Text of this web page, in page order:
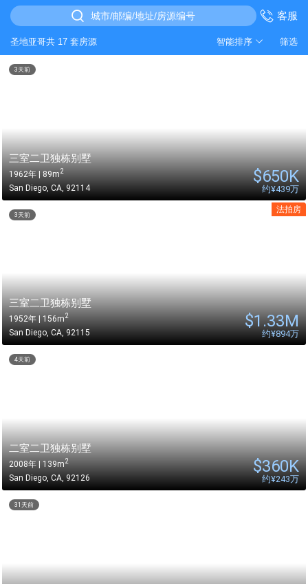
三室二卫独栋别墅
1962年 | 89m2
San Diego CA 92114
$650K
约¥439万
3天前
法拍房
三室二卫独栋别墅
1952年 | 156m2
San Diego, CA, 92115
$1.33M
约¥894万
3天前
二室二卫独栋别墅
2008年 | 139m2
San Diego, CA, 92126
$360K
约¥243万
4天前
31天前
城市/邮编/地址/房源编号 客服
圣地亚哥共 17 套房源 智能排序 筛选